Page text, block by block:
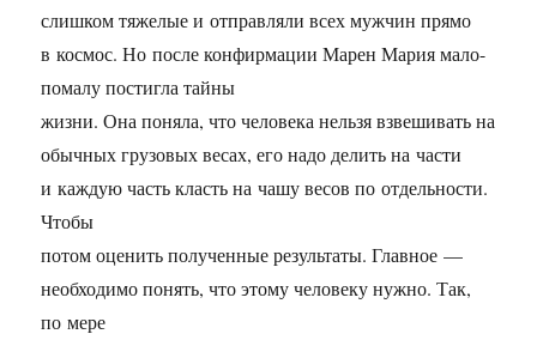
слишком тяжелые и отправляли всех мужчин прямо
в космос. Но после конфирмации Марен Мария мало-
помалу постигла тайны
жизни. Она поняла, что человека нельзя взвешивать на
обычных грузовых весах, его надо делить на части
и каждую часть класть на чашу весов по отдельности.
Чтобы
потом оценить полученные результаты. Главное —
необходимо понять, что этому человеку нужно. Так,
по мере